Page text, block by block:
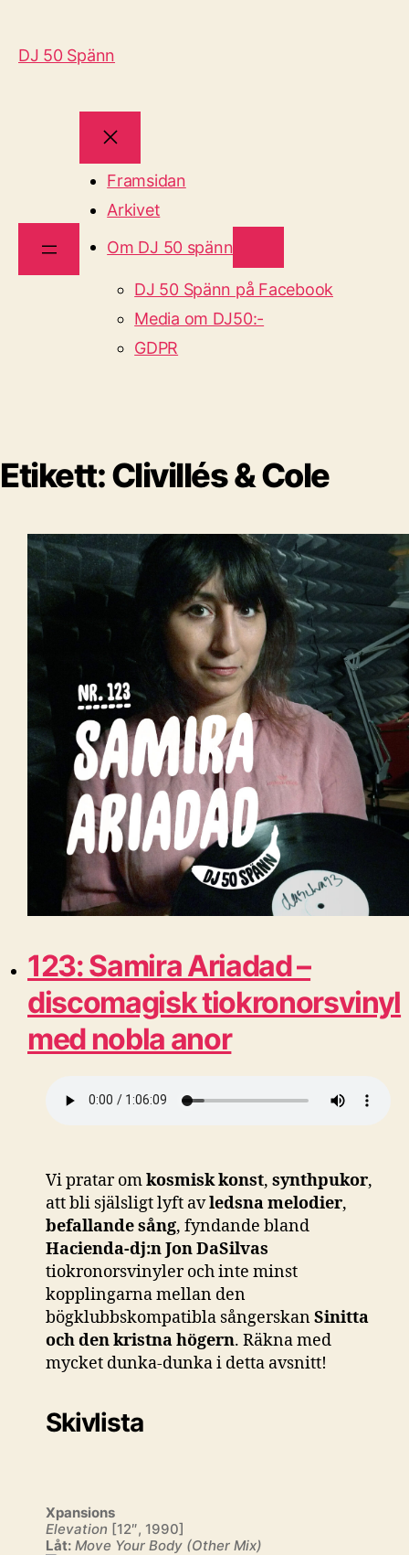
DJ 50 Spänn
Framsidan
Arkivet
Om DJ 50 spänn
DJ 50 Spänn på Facebook
Media om DJ50:-
GDPR
Etikett:Clivillés & Cole
123: Samira Ariadad –
discomagisk tiokronorsvinyl
med nobla anor
Vi pratar omkosmisk konst, synthpukor,
att bli själsligt lyft avledsna melodier,
befallande sång, fyndande bland
Hacienda-dj:nJon DaSilvas
tiokronorsvinyler och inte minst
kopplingarna mellan den
bögklubbskompatibla sångerskanSinitta
och den kristna högern. Räkna med
mycket dunka-dunka i detta avsnitt!
Skivlista
Xpansions
Elevation [12″, 1990]
Låt: Move Your Body (Other Mix)